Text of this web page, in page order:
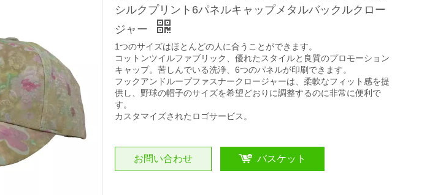
シルクプリント6パネルキャップメタルバックルクロー
ジャー
1つのサイズはほとんどの人に合うことができます。
コットンツイルファブリック、優れたスタイルと良質のプロモーション
キャップ。苦しんでいる洗浄、6つのパネルが印刷できます。
フックアンドループファスナークロージャーは、柔軟なフィット感を提
供し、野球の帽子のサイズを希望どおりに調整するのに非常に便利で
す。
カスタマイズされたロゴサービス。
お問い合わせ バスケット